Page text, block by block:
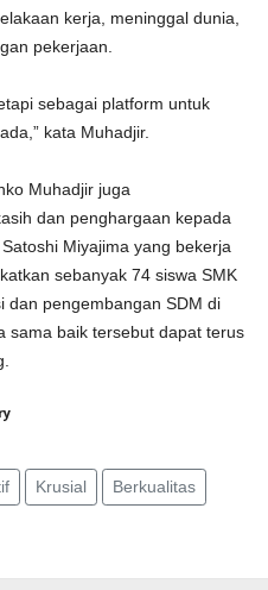
kerja, meninggal dunia,
pekerjaan.
sebagai platform untuk
kata Muhadjir.
Muhadjir juga
dan penghargaan kepada
Miyajima yang bekerja
sebanyak 74 siswa SMK
dan pengembangan SDM di
sama baik tersebut dapat terus
Krusial Berkualitas